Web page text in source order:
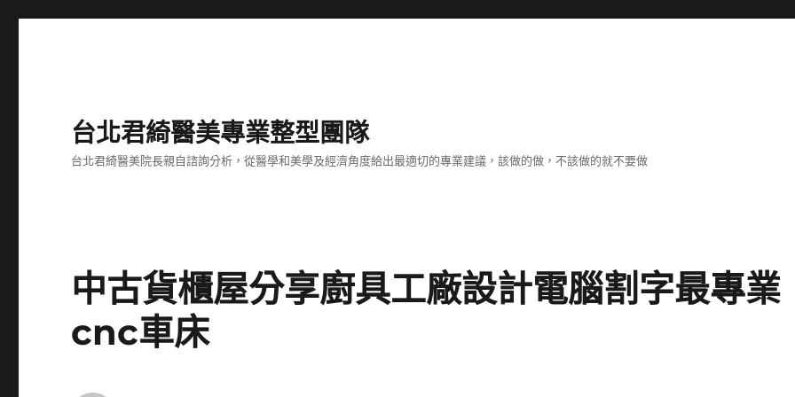
台北君綺醫美專業整型團隊
台北君綺醫美院長親自諮詢分析，從醫學和美學及經濟角度給出最適切的專業建議，該做的做，不該做的就不要做
中古貨櫃屋分享廚具工廠設計電腦割字最專業
cnc車床